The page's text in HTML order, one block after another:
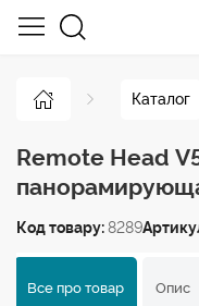
Каталог
Remote Head
Код товару:8289
Все про товар Опис